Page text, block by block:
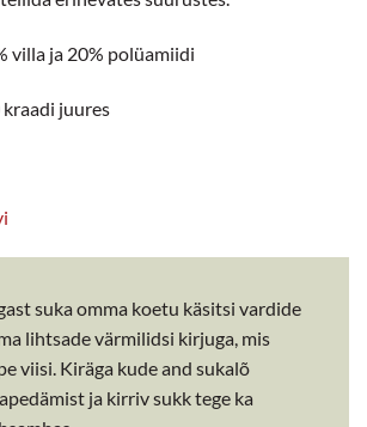
villa ja 20% polüamiidi
juures
suka omma koetu käsitsi vardide
lihtsade värmilidsi kirjuga, mis
viisi. Kiräga kude and sukalõ
ja kirriv sukk tege ka